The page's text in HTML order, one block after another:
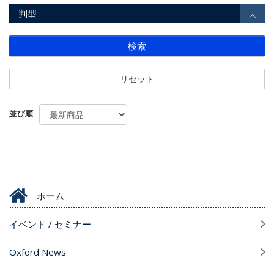
判型
検索
リセット
並び順
ホーム
イベント / セミナー
Oxford News